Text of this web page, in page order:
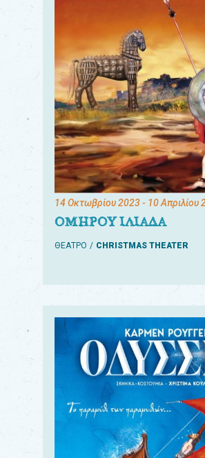
14 Οκτωβρίου 2023- 10 Απριλίου
ΟΜΗΡΟΥ ΙΛΙΑΔΑ
ΘΕΑΤΡΟ CHRISTMAS THEATER